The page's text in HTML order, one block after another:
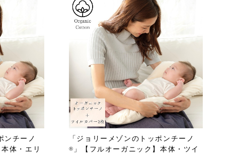
ンチーノ
体・エリ
「ジョリーメゾンのトッポンチーノ
®」【フルオーガニック】本体・ツイ